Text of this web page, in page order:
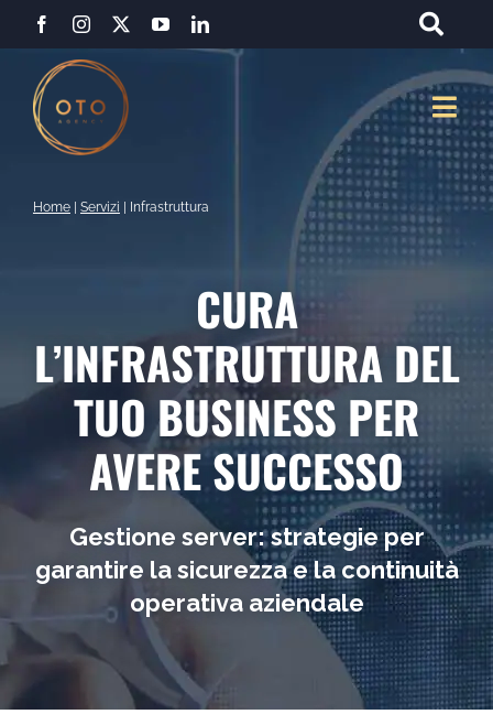
Salta
al
contenuto
Home| Servizi Infrastruttura
CURA
L’INFRASTRUTTURA DEL
TUO BUSINESS PER
AVERE SUCCESSO
Gestione server: strategie per
garantire la sicurezza e la continuità
operativa aziendale